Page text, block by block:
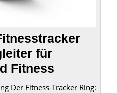
für
Fitness
Der Fitness-Tracker Ring: